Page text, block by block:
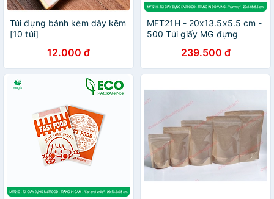
Túi đựng bánh kèm dây kẽm
[10 túi]
12.000 đ
MFT21H - 20x13.5x5.5 cm -
500 Túi giấy MG đựng
239.500 đ